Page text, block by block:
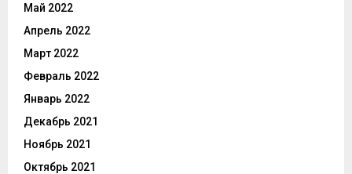
Май 2022
Апрель 2022
Март 2022
Февраль 2022
Январь 2022
Декабрь 2021
Ноябрь 2021
Октябрь 2021